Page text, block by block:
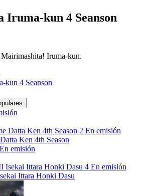
kun 4 Seanson
Iruma-kun.
2 En emisión
Ken 4th Season
En emisión
4 En emisión
Ittara Honki Dasu